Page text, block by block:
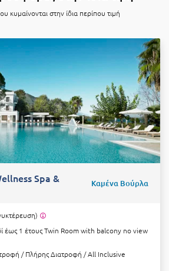
κυμαίνονται στην ίδια περίπου τιμή
Spa & Καμένα Βούρλα
έως 1 έτουςTwin Room with balcony no view
/ Πλήρης Διατροφή / All Inclusive